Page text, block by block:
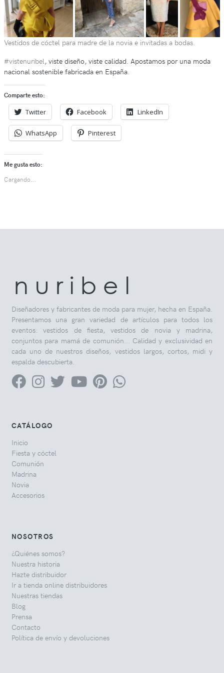
Vestidos de cóctel para madre de la novia e invitadas a bodas.
#vistenuribel, viste diseño, viste calidad. Apostamos por una moda
nacional sostenible fabricada en España.
Comparte esto:
Twitter Facebook LinkedIn
WhatsApp Pinterest
Me gusta esto:
Cargando...
n u r i b e l
Diseñadores y fabricantes de moda para mujer, hecha en España.
Presentamos una gran variedad de artículos para todos los
eventos: vestidos de fiesta, vestidos de novia y madrina,
conjuntos para mamá de comunión... Calidad y exclusividad en
cada uno de nuestros diseños, vestidos largos, cortos, midi y
espalda descubierta.
CATÁLOGO
Inicio
Fiesta y cóctel
Comunión
Madrina
Novia
Accesorios
NOSOTROS
¿Quiénes somos?
Nuestra historia
Hazte distribuidor
Ir a tienda online distribuidores
Nuestras tiendas
Blog
Prensa
Contacto
Política de envío y devoluciones